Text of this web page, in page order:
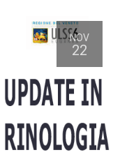
NOV
22